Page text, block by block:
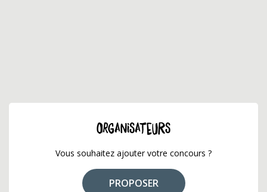
ORGANISATEURS
Vous souhaitez ajouter votre concours ?
PROPOSER